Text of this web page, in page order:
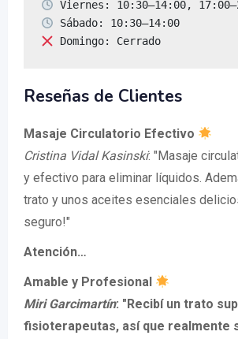
Domingo: Cerrado
Reseñas de Clientes
Masaje Circulatorio Efectivo
Cristina Vidal Kasinski: "Masaje
y efectivo para eliminar líquidos.
trato y unos aceites esenciales
seguro!"
Atención…
Amable y Profesional
Miri Garcimartín: "Recibí un trato
fisioterapeutas, así que realmente